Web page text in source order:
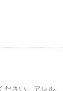
ださい。アレル